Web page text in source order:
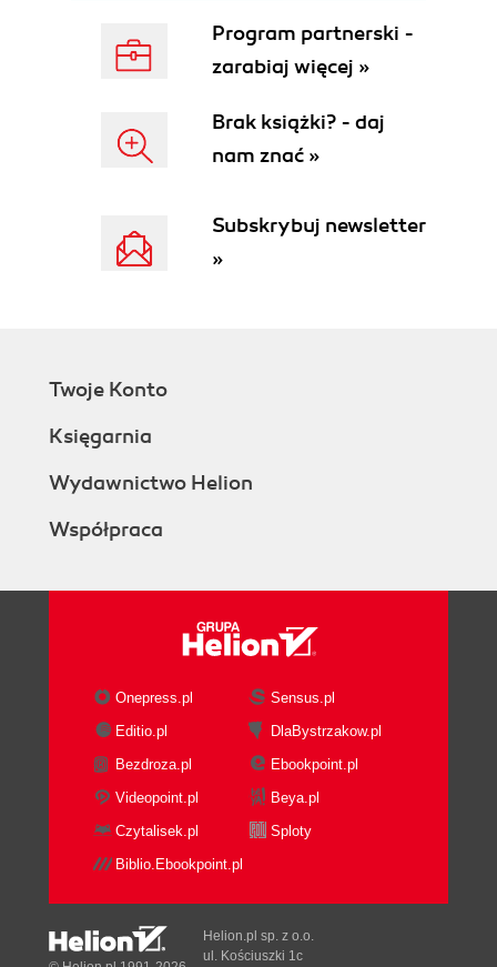
Program partnerski -
zarabiaj więcej »
Brak książki? - daj
nam znać »
Subskrybuj newsletter
»
Twoje Konto
Księgarnia
Wydawnictwo Helion
Współpraca
Onepress.pl
Sensus.pl
Editio.pl
DlaBystrzakow.pl
Bezdroza.pl
Ebookpoint.pl
Videopoint.pl
Beya.pl
Czytalisek.pl
Sploty
Biblio.Ebookpoint.pl
Helion.pl sp. z o.o.
ul. Kościuszki 1c